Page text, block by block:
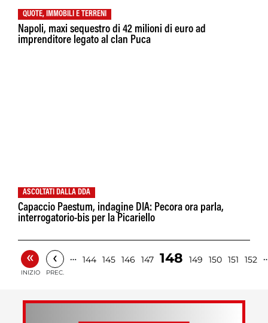
QUOTE, IMMOBILI E TERRENI
Napoli, maxi sequestro di 42 milioni di euro ad
imprenditore legato al clan Puca
ASCOLTATI DALLA DDA
Capaccio Paestum, indagine DIA: Pecora ora parla,
interrogatorio-bis per la Picariello
«
INIZIO
‹
PREC.
… 144 145 146 147 148 149 150 151 152